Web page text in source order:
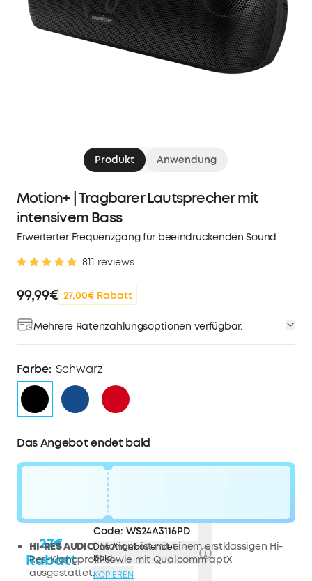
Produkt Anwendung
Motion+ | Tragbarer Lautsprecher mit
intensivem Bass
Erweiterter Frequenzgang für beeindruckenden Sound
811 reviews
99,99€ 27,00€ Rabatt
Mehrere Ratenzahlungsoptionen verfügbar.
Farbe: Schwarz
Das Angebot endet bald
27€
Rabatt
Code: WS24A3116PD
Das Angebot endet
bald.
KOPIEREN
HI-RES AUDIO: Motion+ ist mit einem erstklassigen Hi-
Res-Klangprofil sowie mit Qualcomm aptX
ausgestattet.